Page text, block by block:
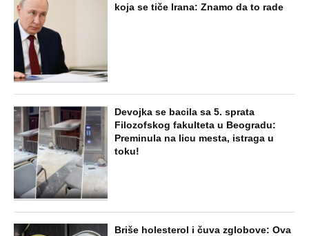
koja se tiče Irana: Znamo da to rade
Devojka se bacila sa 5. sprata
Filozofskog fakulteta u Beogradu:
Preminula na licu mesta, istraga u
toku!
Briše holesterol i čuva zglobove: Ova